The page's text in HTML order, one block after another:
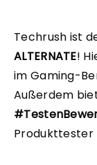
Techrush ist
ALTERNATE!
im Gaming-
Außerdem
Produkttester